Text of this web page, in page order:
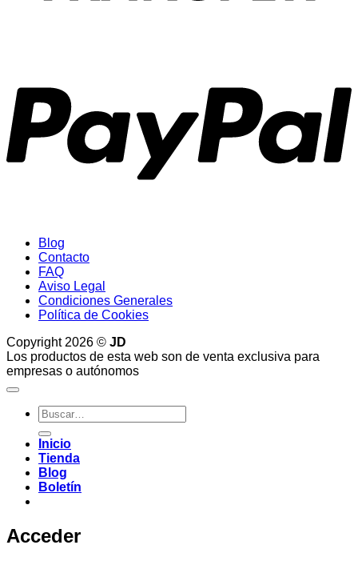
Blog
Contacto
FAQ
Aviso Legal
Condiciones Generales
Política de Cookies
Copyright 2026 © JD
Los productos de esta web son de venta exclusiva para
empresas o autónomos
Buscar
por:
Inicio
Tienda
Blog
Boletín
Acceder